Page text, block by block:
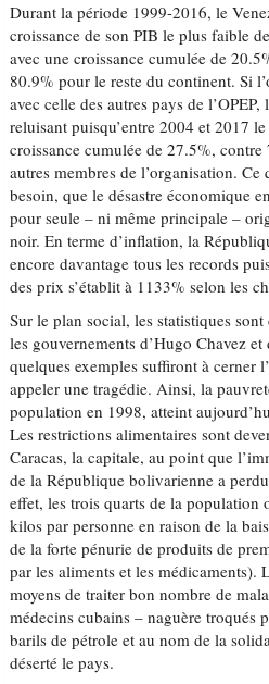
Durant la période 1999-2016, le
croissance de son PIB le plus faible
avec une croissance cumulée de
80.9% pour le reste du continent. Si
avec celle des autres pays de
reluisant puisqu’entre 2004 et 2017
croissance cumulée de 27.5%,
autres membres de l’organisation.
besoin, que le désastre économique
pour seule – ni même principale –
noir. En terme d’inflation, la
encore davantage tous les records
des prix s’établit à 1133% selon les
Sur le plan social, les statistiques
les gouvernements d’Hugo Chavez
quelques exemples suffiront à cerner
appeler une tragédie. Ainsi, la
population en 1998, atteint
Les restrictions alimentaires sont
Caracas, la capitale, au point que
de la République bolivarienne a
effet, les trois quarts de la population
kilos par personne en raison de la
de la forte pénurie de produits de
par les aliments et les médicaments).
moyens de traiter bon nombre de
médecins cubains – naguère troqués
barils de pétrole et au nom de la
déserté le pays.